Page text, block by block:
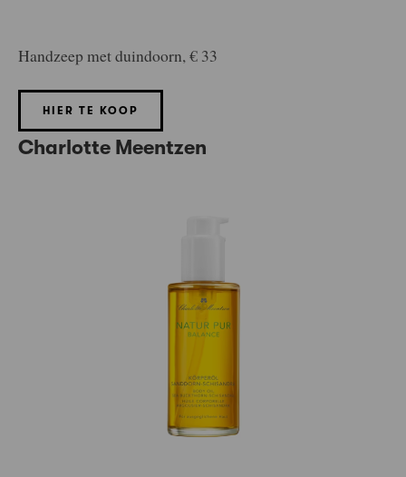
Handzeep met duindoorn, € 33
HIER TE KOOP
Charlotte Meentzen